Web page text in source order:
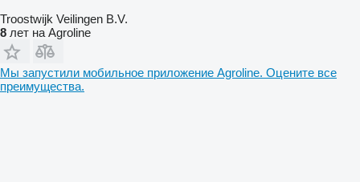
Troostwijk Veilingen B.V.
8 лет на Agroline
Мы запустили мобильное приложение Agroline. Оцените все
преимущества.